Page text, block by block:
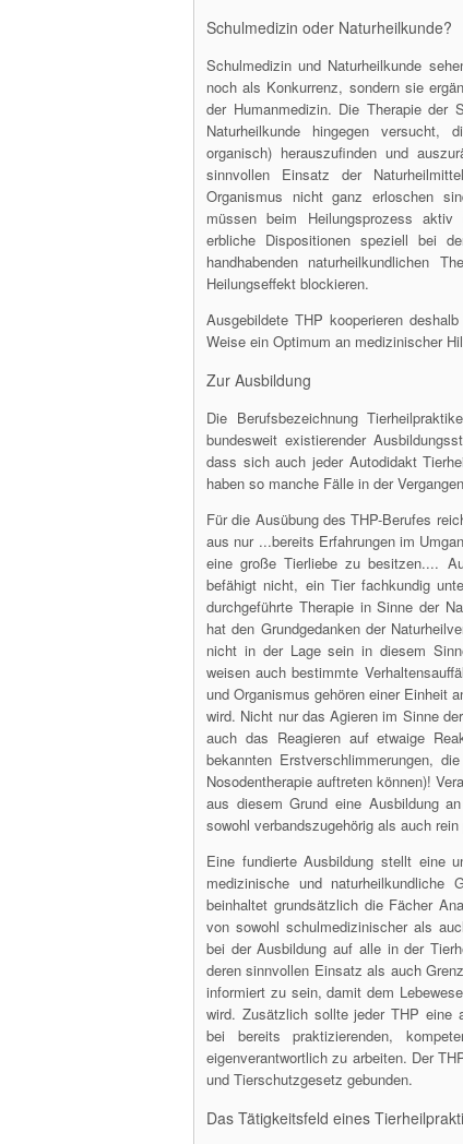
Schulmedizin oder Naturheilkunde?
Schulmedizin und Naturheilkunde
noch als Konkurrenz, sondern sie
der Humanmedizin. Die Therapie der
Naturheilkunde hingegen versucht,
organisch) herauszufinden und
sinnvollen Einsatz der
Organismus nicht ganz erloschen
müssen beim Heilungsprozess
erbliche Dispositionen speziell bei
handhabenden naturheilkundlichen
Heilungseffekt blockieren.
Ausgebildete THP kooperieren
Weise ein Optimum an medizinischer
Zur Ausbildung
Die Berufsbezeichnung
bundesweit existierender
dass sich auch jeder Autodidakt
haben so manche Fälle in der
Für die Ausübung des THP-Berufes
aus nur ...bereits Erfahrungen im
eine große Tierliebe zu besitzen....
befähigt nicht, ein Tier fachkundig
durchgeführte Therapie in Sinne der
hat den Grundgedanken der
nicht in der Lage sein in diesem
weisen auch bestimmte
und Organismus gehören einer Einheit
wird. Nicht nur das Agieren im Sinne
auch das Reagieren auf etwaige
bekannten Erstverschlimmerungen,
Nosodentherapie auftreten können)!
aus diesem Grund eine Ausbildung
sowohl verbandszugehörig als auch
Eine fundierte Ausbildung stellt eine
medizinische und
beinhaltet grundsätzlich die Fächer
von sowohl schulmedizinischer als
bei der Ausbildung auf alle in der
deren sinnvollen Einsatz als auch
informiert zu sein, damit dem
wird. Zusätzlich sollte jeder THP eine
bei bereits praktizierenden,
eigenverantwortlich zu arbeiten. Der
und Tierschutzgesetz gebunden.
Das Tätigkeitsfeld eines